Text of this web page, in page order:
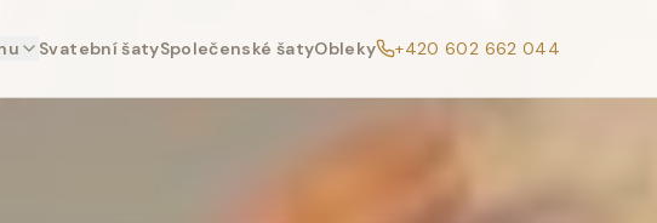
Svatební šatySpolečenské šatyObleky +420 602 662 044